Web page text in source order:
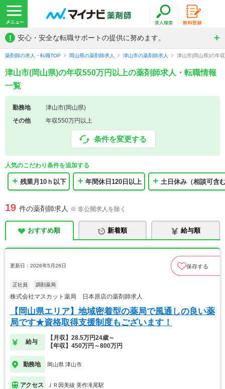
! 安心・安全な転職サポートの提供に努めます。
薬剤師の求人・転職TOP 岡山県の薬剤師求人 津山市の薬剤師求人 津山市(岡山県)の年
津山市(岡山県)の年収550万円以上の薬剤師求人・転職情報
一覧
勤務地
津山市(岡山県)
その他
年収550万円以上
条件を変更する
人気のこだわり条件を追加する
残業月10ｈ以下 年間休日120日以上 土日休み（相談可含
19 件の薬剤師求人 ※ 非公開求人を除く
おすすめ順 新着順 給与順
更新日：2026年5月26日 保存する
正社員 調剤薬局
株式会社マスカット薬局 日本原店の薬剤師求人
【岡山県エリア】地域密着型の薬局で風通しの良い薬
局です★資格取得支援制度もございます！
給与
【月収】28.5万円24歳～
【年収】450万円～800万円
勤務地 岡山県 津山市
アクセス ＪＲ因美線 美作滝尾駅